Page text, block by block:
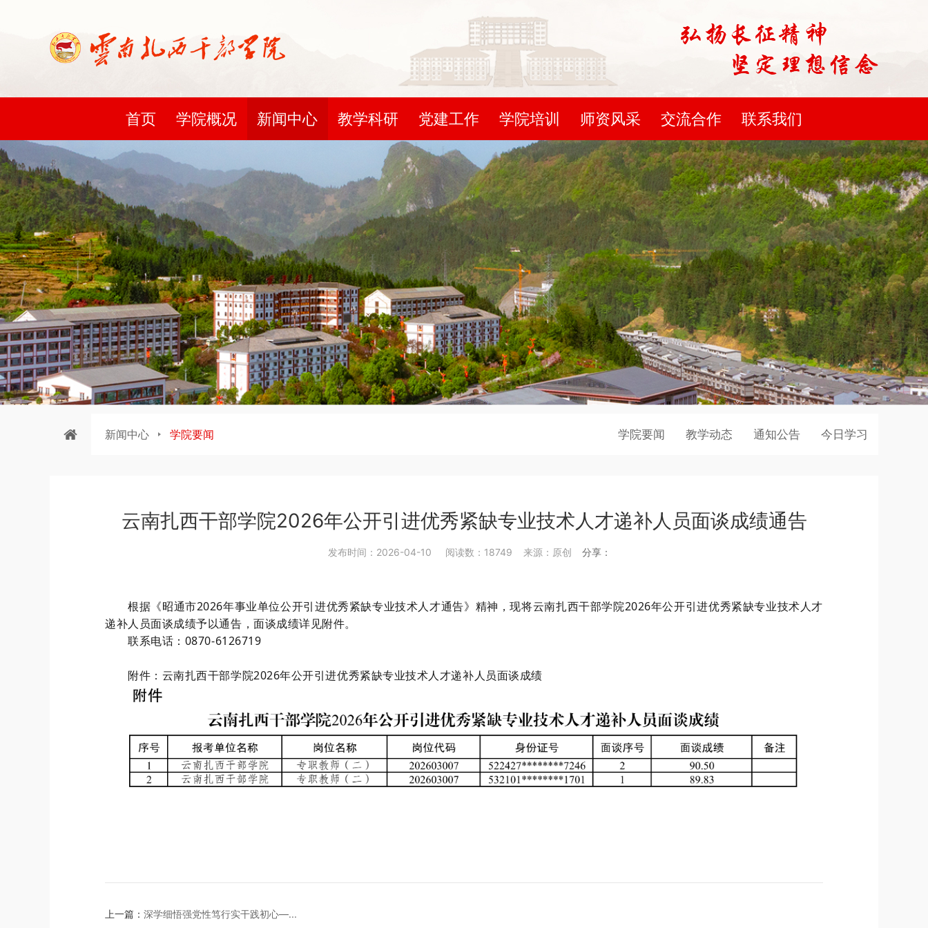
首页 学院概况 新闻中心 教学科研 党建工作 学院培训 师资风采 交流合作 联系我们
学院要闻 教学动态 通知公告 今日学习
新闻中心 学院要闻
云南扎西干部学院2026年公开引进优秀紧缺专业技术人才递补人员面谈成绩通告
发布时间：2026-04-10 阅读数：18749 来源：原创 分享：
根据《昭通市2026年事业单位公开引进优秀紧缺专业技术人才通告》 精神 ，现将云南扎西干部学院2026年公开引进优秀紧缺专业技术人才
递补人员面谈成绩予以通告，面谈成绩详见附件。
联系电话： 0870-6126719
附件： 云南扎西干部学院2026年公开引进优秀紧缺专业技术人才递补人员面谈成绩
上一篇： 深学细悟强党性笃行实干践初心—...